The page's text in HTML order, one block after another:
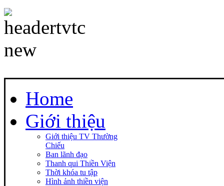
Home
Giới thiệu
Giới thiệu TV Thường
Chiếu
Ban lãnh đạo
Thanh qui Thiền Viện
Thời khóa tu tập
Hình ảnh thiền viện